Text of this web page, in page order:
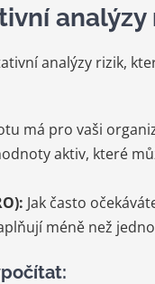
analýzy
analýzy rizik,
má pro vaši
aktiv, které
Jak často
méně než